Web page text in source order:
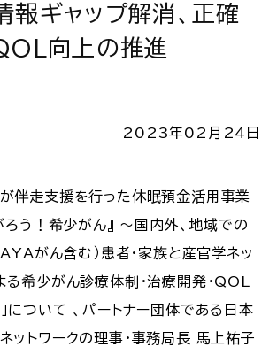
報ギャップ解消、正確
向上の推進
2023年02月24日
伴走支援を行った休眠預金活用事業
ろう！希少がん』 ～国内外、地域での
AYAがん含む）患者・家族と産官学ネッ
る希少がん診療体制・治療開発・QOL
について 、パートナー団体である日本
ットワークの理事・事務局長 馬上祐子